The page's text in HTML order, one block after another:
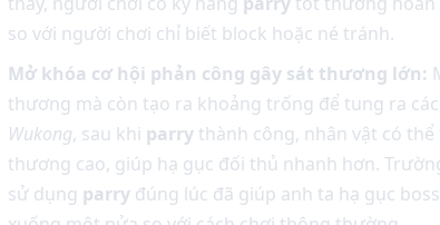
so với người chơi chỉ biết block hoặc né tránh.
Mở khóa cơ hội phản công gây sát thương lớn:
thương mà còn tạo ra khoảng trống để tung ra
Wukong, sau khi parrythành công, nhân vật có thể
thương cao, giúp hạ gục đối thủ nhanh hơn.
sử dụng parryđúng lúc đã giúp anh ta hạ gục